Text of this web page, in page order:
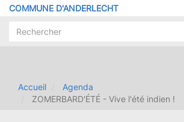
Aller
contenu
COMMUNE D'ANDERLECHT
DE
Accueil
Agenda
ZOMERBARD'ÉTÉ - Vive l'été indien !